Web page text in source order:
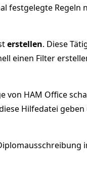
festgelegte
erstellen. Diese
einen Filter
HAM Office
Hilfedatei